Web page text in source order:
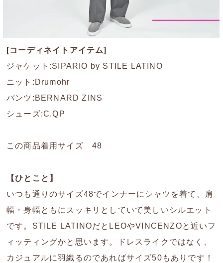
[コーディネイトアイテム]
ジャケット:SIPARIO by STILE LATINO
ニット:Drumohr
パンツ:BERNARD ZINS
シューズ:C.QP
この商品着用サイズ 48
【ひとこと】
いつも通りのサイズ48でインナーにシャツを着て、肩
幅・身幅ともにスッキリとしていて美しいシルエット
です。STILE LATINOだとLEOやVINCENZOと近いフ
ィッティングかと思います。ドレスライクではなく、
カジュアルに羽織るのであればサイズ50もありです！